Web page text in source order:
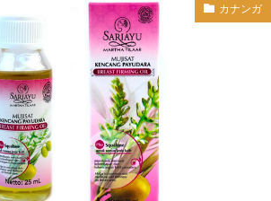
カナンガ